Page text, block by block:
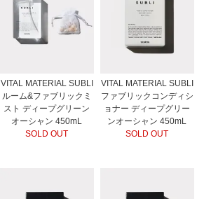
VITAL MATERIAL SUBLI
ルーム&ファブリックミ
スト ディープグリーン
オーシャン 450mL
SOLD OUT
VITAL MATERIAL SUBLI
ファブリックコンディシ
ョナー ディープグリー
ンオーシャン 450mL
SOLD OUT